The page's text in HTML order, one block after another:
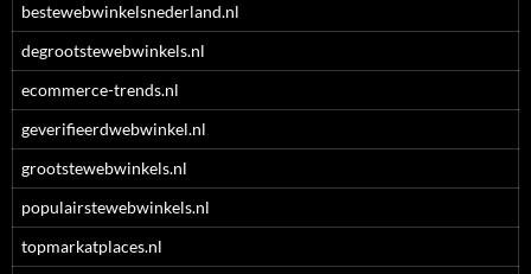
bestewebwinkelsnederland.nl
degrootstewebwinkels.nl
ecommerce-trends.nl
geverifieerdwebwinkel.nl
grootstewebwinkels.nl
populairstewebwinkels.nl
topmarkatplaces.nl